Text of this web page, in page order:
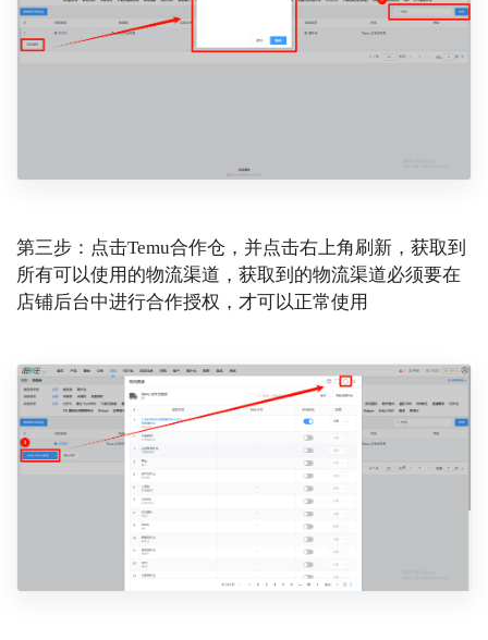
第三步：点击Temu合作仓，并点击右上角刷新，获取到
所有可以使用的物流渠道，获取到的物流渠道必须要在
店铺后台中进行合作授权，才可以正常使用